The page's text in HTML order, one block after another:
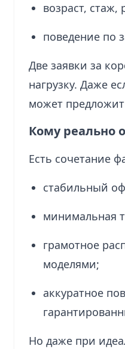
возраст, стаж,
поведение по
Две заявки за
нагрузку. Даже
может
Кому реально
Есть сочетание
стабильный
минимальная
грамотное
моделями;
аккуратное
Но даже при